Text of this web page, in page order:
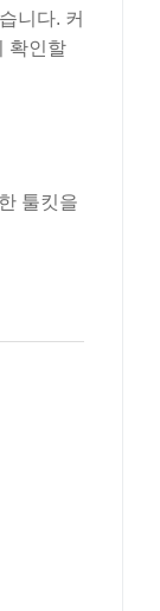
니다. 커
확인할
툴킷을